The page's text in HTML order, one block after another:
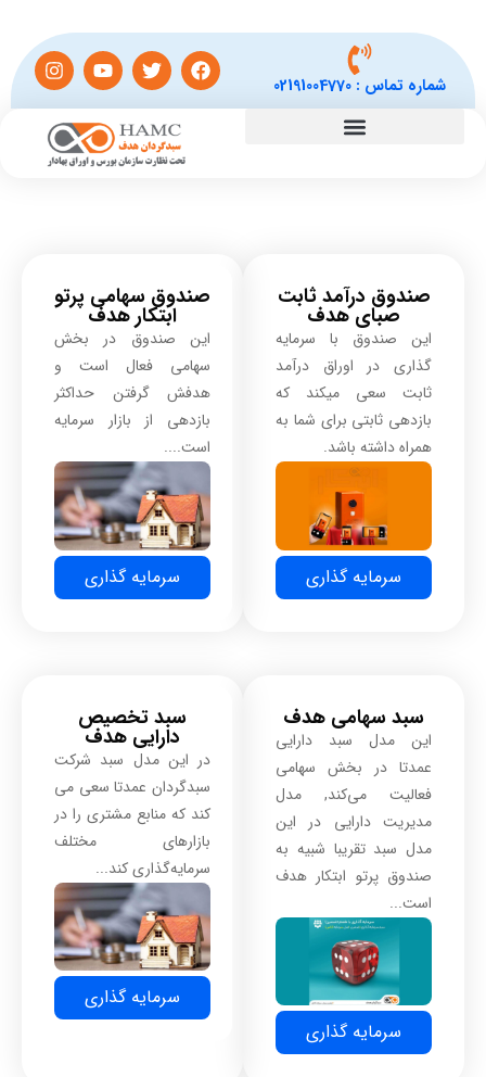
شماره تماس :02191004770
صندوق درآمد ثابت
صبای هدف
این صندوق با سرمایه
گذاری در اوراق درآمد
ثابت سعی میکند که
بازدهی ثابتی برای شما به
همراه داشته باشد.
سرمایه گذاری
صندوق سهامی پرتو
ابتکار هدف
این صندوق در بخش
سهامی فعال است و
هدفش گرفتن حداکثر
بازدهی از بازار سرمایه
است....
سرمایه گذاری
سبد سهامی هدف ​
این مدل سبد دارایی
عمدتا در بخش سهامی
فعالیت می‌کند, مدل
مدیریت دارایی در این
مدل سبد تقریبا شبیه به
صندوق پرتو ابتکار هدف
است...
سرمایه گذاری
سبد تخصیص
دارایی هدف
در این مدل سبد شرکت
سبدگردان عمدتا سعی می
کند که منابع مشتری را در
بازارهای مختلف
سرمایه‌گذاری کند...
سرمایه گذاری